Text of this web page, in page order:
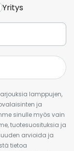
Yritys
lamppujen,
ja
sinulle myös vain
tuotesuosituksia ja
arvioida ja
tietoa